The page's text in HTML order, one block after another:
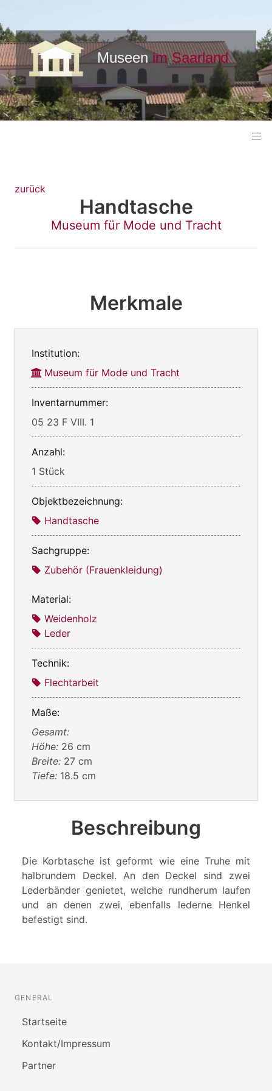
zurück
Handtasche
Museum für Mode und Tracht
Merkmale
Institution:
Museum für Mode und Tracht
Inventarnummer:
05 23 F VIII. 1
Anzahl:
1 Stück
Objektbezeichnung:
Handtasche
Sachgruppe:
Zubehör (Frauenkleidung)
Material:
Weidenholz
Leder
Technik:
Flechtarbeit
Maße:
Gesamt:
Höhe: 26 cm
Breite: 27 cm
Tiefe: 18.5 cm
Beschreibung
Die Korbtasche ist geformt wie eine Truhe mit
halbrundem Deckel. An den Deckel sind zwei
Lederbänder genietet, welche rundherum laufen
und an denen zwei, ebenfalls lederne Henkel
befestigt sind.
GENERAL
Startseite
Kontakt/Impressum
Partner